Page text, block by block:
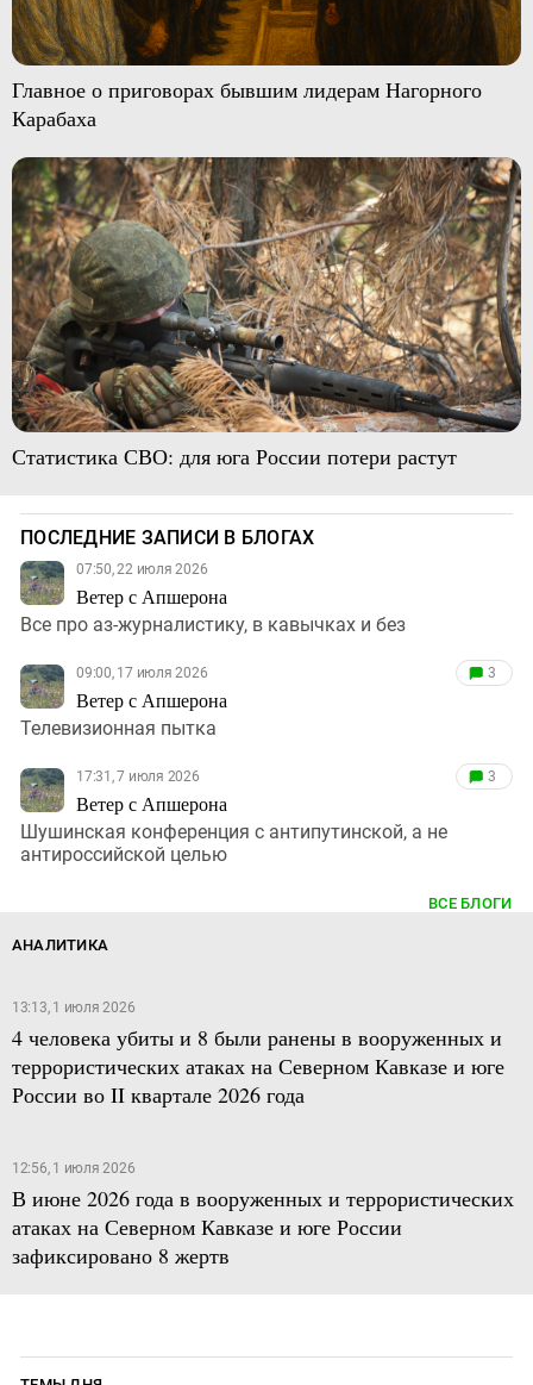
Главное о приговорах бывшим лидерам Нагорного
Карабаха
Статистика СВО: для юга России потери растут
ПОСЛЕДНИЕ ЗАПИСИ В БЛОГАХ
07:50, 22 июля 2026
Ветер с Апшерона
Все про аз-журналистику, в кавычках и без
09:00, 17 июля 2026
Ветер с Апшерона
3
Телевизионная пытка
17:31, 7 июля 2026
Ветер с Апшерона
3
Шушинская конференция с антипутинской, а не
антироссийской целью
ВСЕ БЛОГИ
АНАЛИТИКА
13:13, 1 июля 2026
4 человека убиты и 8 были ранены в вооруженных и
террористических атаках на Северном Кавказе и юге
России во II квартале 2026 года
12:56, 1 июля 2026
В июне 2026 года в вооруженных и террористических
атаках на Северном Кавказе и юге России
зафиксировано 8 жертв